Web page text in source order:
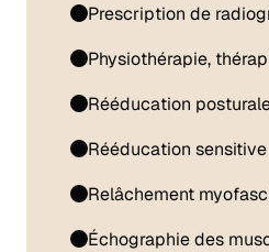
Prescription de
Physiothérapie,
Rééducation
Rééducation sensitive
Relâchement
Échographie des